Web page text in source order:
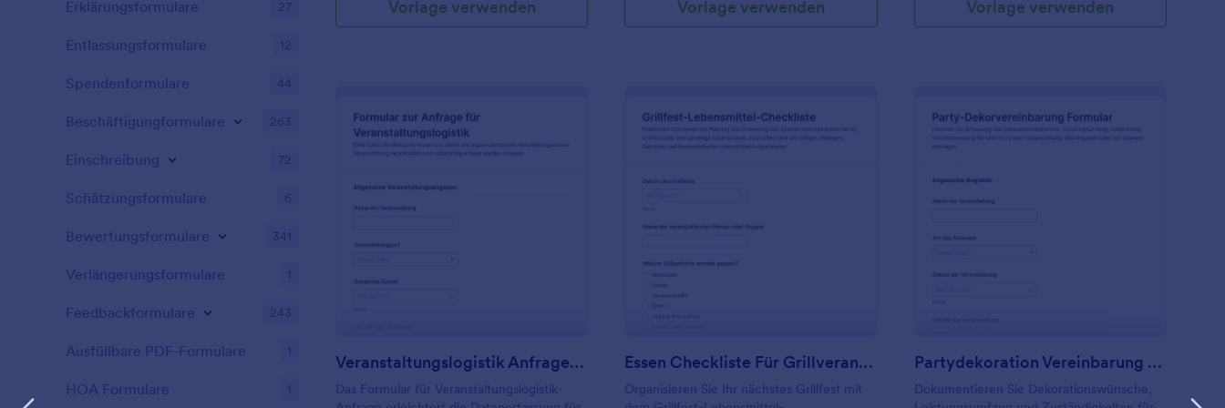
Vorlage verwenden Vorlage verwenden Vorlage verwenden
: Veranstaltungslogistik Anfrageformular
Veranstaltungslogistik Anfrageformular
Das Formular für Veranstaltungslogistik-
Vorschau
Essen Checkliste Für Grillveranstaltungen Formular
Organisieren Sie Ihr nächstes Grillfest mit
Partydekoration Vereinbarung Formular
Dokumentieren Sie Dekorationswünsche,
Erklärungsformulare 27
Entlassungsformulare 12
Spendenformulare 44
Beschäftigungformulare 263
Einschreibung 72
Schätzungsformulare 6
Bewertungsformulare 341
Verlängerungsformulare 1
Feedbackformulare 243
Ausfüllbare PDF-Formulare 1
HOA Formulare 1